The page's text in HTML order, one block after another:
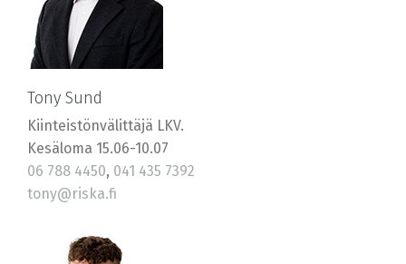
Tony Sund
Kiinteistönvälittäjä LKV.
Kesäloma 15.06-10.07
06 788 4450, 041 435 7392
tony@riska.fi